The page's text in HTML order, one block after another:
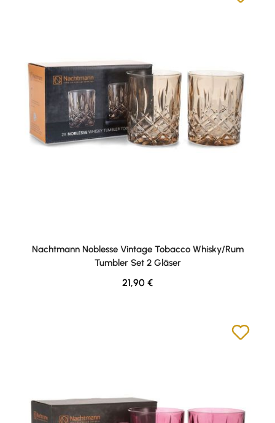
Nachtmann Noblesse Vintage Tobacco Whisky/Rum
Tumbler Set 2 Gläser
Regulärer Preis:
21,90 €